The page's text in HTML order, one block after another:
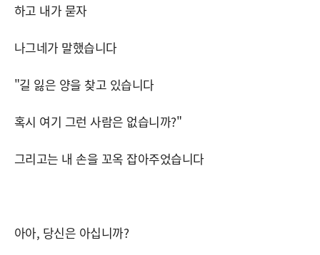
하고 내가 묻자
나그네가 말했습니다
"길 잃은 양을 찾고 있습니다
혹시 여기 그런 사람은 없습니까?"
그리고는 내 손을 꼬옥 잡아주었습니다
아아, 당신은 아십니까?